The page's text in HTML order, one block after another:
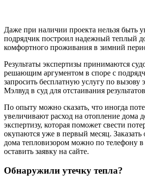
Даже при наличии проекта нельзя быть
подрядчик построил надежный теплый
комфортного проживания в зимний
Результаты экспертизы принимаются
решающим аргументом в споре с
запросить бесплатную услугу по вызову
Мэлвуд в суд для отстаивания
По опыту можно сказать, что иногда
увеличивают расход на отопление дома
экспертизу, которая поможет свести
окупаются уже в первый месяц. Заказать
дома тепловизором можно по телефону
оставить заявку на сайте.
Обнаружили утечку тепла?